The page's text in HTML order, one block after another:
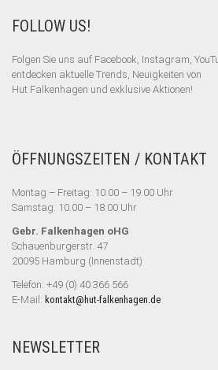
FOLLOW US!
Folgen Sie uns auf Facebook, Instagram,
entdecken aktuelle Trends, Neuigkeiten von
Hut Falkenhagen und exklusive Aktionen!
ÖFFNUNGSZEITEN / KONTAKT
Montag – Freitag: 10.00 – 19.00 Uhr
Samstag: 10.00 – 18.00 Uhr
Gebr. Falkenhagen oHG
Schauenburgerstr. 47
20095 Hamburg (Innenstadt)
Telefon: +49 (0) 40 366 566
E-Mail: kontakt@hut-falkenhagen.de
NEWSLETTER